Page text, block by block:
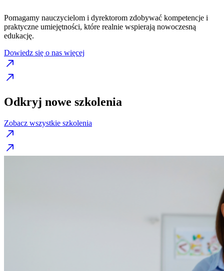
Pomagamy nauczycielom i dyrektorom zdobywać kompetencje i
praktyczne umiejętności, które realnie wspierają nowoczesną
edukację.
Dowiedz się o nas więcej
Odkryj nowe szkolenia
Zobacz wszystkie szkolenia